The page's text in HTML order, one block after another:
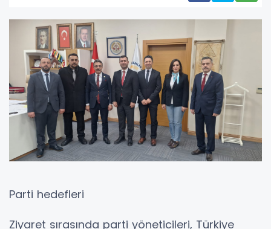
Parti hedefleri
Ziyaret sırasında parti yöneticileri, Türkiye